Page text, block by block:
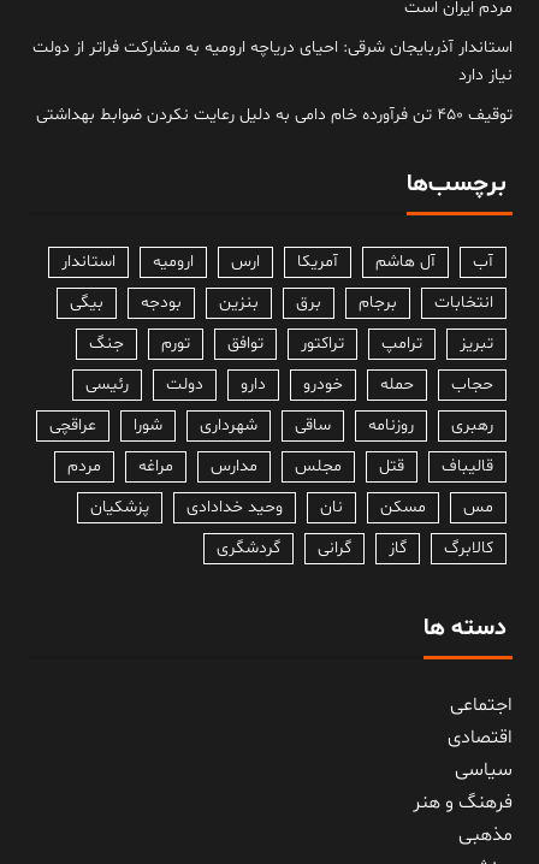
مردم ایران است
استاندار آذربایجان شرقی: احیای دریاچه ارومیه به مشارکت فراتر از دولت
نیاز دارد
توقیف ۴۵۰ تن فرآورده خام دامی به دلیل رعایت نکردن ضوابط بهداشتی
برچسب‌ها
آب آل هاشم آمریکا ارس ارومیه
استاندار
انتخابات
برجام برق بنزین بودجه
بیگی
تبریز
ترامپ تراکتور توافق تورم
جنگ
حجاب
حمله خودرو دارو دولت
رئیسی
رهبری
روزنامه ساقی شهرداری شورا
عراقچی
قالیباف
قتل مجلس مدارس مراغه
مردم
مس
مسکن نان وحید خدادادی
پزشکیان
کالابرگ
گاز گرانی گردشگری
دسته ها
اجتماعی
اقتصادی
سیاسی
فرهنگ و هنر
مذهبی